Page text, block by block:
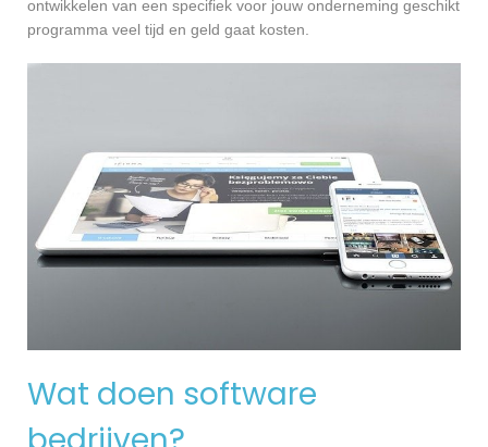
ontwikkelen van een specifiek voor jouw onderneming geschikt
programma veel tijd en geld gaat kosten.
Wat doen software